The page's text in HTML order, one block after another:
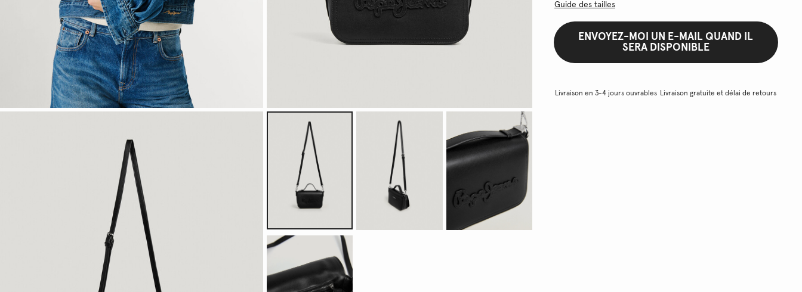
Guide des tailles
ENVOYEZ-MOI UN E-MAIL QUAND IL
SERA DISPONIBLE
Livraison en 3-4 jours ouvrables Livraison gratuite et délai de retours